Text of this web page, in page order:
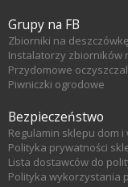
Grupy na FB
Zbiorniki na
Instalatorzy zbiorników
Przydomowe
Piwniczki ogrodowe
Bezpieczeństwo
Regulamin sklepu dom i
Polityka prywatności
Lista dostawców do
Polityka wykorzystania